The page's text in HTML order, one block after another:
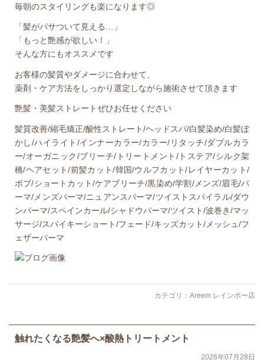
毎朝のスタイリングも楽になります◎
「髪がパサついて見える…」
「もっと艶感が欲しい！」
そんな方にもオススメです
お客様の髪質やダメージに合わせて、
薬剤・ケア方法をしっかり選定しながら施術させて頂きます
艶髪・美髪ストレートぜひお任せください
髪質改善/縮毛矯正/酸性ストレート/ヘッドスパ/白髪染め/白髪ぼ
かし/ハイライト/インナーカラー/カラー/リタッチ/ダブルカラ
ー/オーガニック/ブリーチ/トリートメント/トステア/シルク架
橋/ヘアセット/前髪カット/韓国/ウルフカット/レイヤーカット/
ボブ/ショートカット/ケアブリーチ/黒染め/学割/メンズ/眉毛/パ
ーマ/メンズパーマ/ニュアンスパーマ/ツイストスパイラル/ダウ
ンパーマ/スペインカール/シャドウパーマ/ツイスト/波巻き/マッ
サージ/スパイキーショート/フェード/キッズカット/メッシュ/フ
ェザーパーマ
カテゴリ： Areem レインボー店
触れたくなる艶髪へ×酸熱トリートメント
2026年07月28日